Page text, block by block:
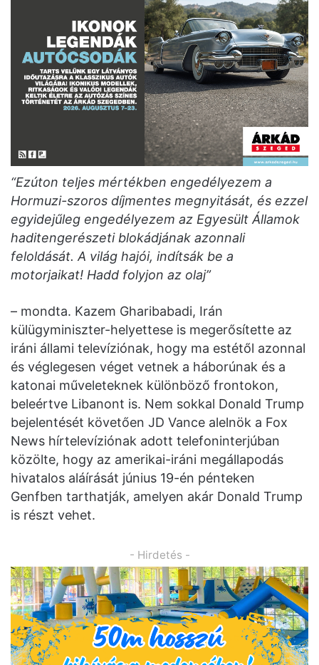
“Ezúton teljes mértékben engedélyezem a
Hormuzi-szoros díjmentes megnyitását, és ezzel
egyidejűleg engedélyezem az Egyesült Államok
haditengerészeti blokádjának azonnali
feloldását. A világ hajói, indítsák be a
motorjaikat! Hadd folyjon az olaj”
– mondta. Kazem Gharibabadi, Irán
külügyminiszter-helyettese is megerősítette az
iráni állami televíziónak, hogy ma estétől azonnal
és véglegesen véget vetnek a háborúnak és a
katonai műveleteknek különböző frontokon,
beleértve Libanont is. Nem sokkal Donald Trump
bejelentését követően JD Vance alelnök a Fox
News hírtelevíziónak adott telefoninterjúban
közölte, hogy az amerikai-iráni megállapodás
hivatalos aláírását június 19-én pénteken
Genfben tarthatják, amelyen akár Donald Trump
is részt vehet.
- Hirdetés -